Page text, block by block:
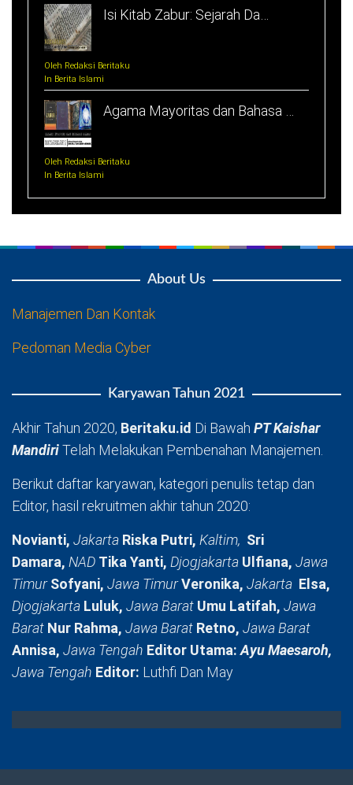
Isi Kitab Zabur: Sejarah Da…
Oleh Redaksi Beritaku
In Berita Islami
Agama Mayoritas dan Bahasa …
Oleh Redaksi Beritaku
In Berita Islami
About Us
Manajemen Dan Kontak
Pedoman Media Cyber
Karyawan Tahun 2021
Akhir Tahun 2020, Beritaku.id Di Bawah PT Kaishar
MandiriTelah Melakukan Pembenahan Manajemen.
Berikut daftar karyawan, kategori penulis tetap dan
Editor, hasil rekruitmen akhir tahun 2020:
Novianti, Jakarta Riska Putri, Kaltim, Sri
Damara, NAD Tika Yanti, Djogjakarta Ulfiana, Jawa
TimurSofyani, Jawa TimurVeronika, Jakarta Elsa,
Djogjakarta Luluk, Jawa Barat Umu Latifah, Jawa
Barat Nur Rahma, Jawa Barat Retno, Jawa Barat
Annisa, Jawa Tengah Editor Utama:Ayu Maesaroh,
Jawa Tengah Editor: Luthfi Dan May